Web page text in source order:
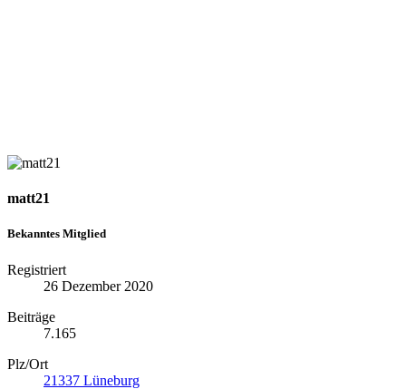
matt21
Bekanntes Mitglied
Registriert
26 Dezember 2020
Beiträge
7.165
Plz/Ort
21337 Lüneburg